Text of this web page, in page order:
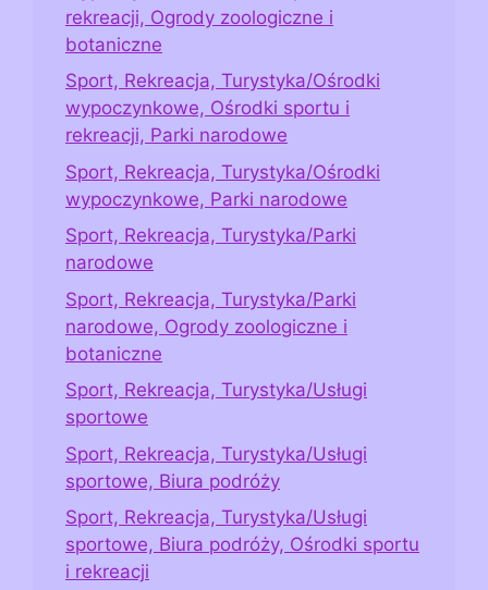
rekreacji, Ogrody zoologiczne i
botaniczne
Sport, Rekreacja, Turystyka/Ośrodki
wypoczynkowe, Ośrodki sportu i
rekreacji, Parki narodowe
Sport, Rekreacja, Turystyka/Ośrodki
wypoczynkowe, Parki narodowe
Sport, Rekreacja, Turystyka/Parki
narodowe
Sport, Rekreacja, Turystyka/Parki
narodowe, Ogrody zoologiczne i
botaniczne
Sport, Rekreacja, Turystyka/Usługi
sportowe
Sport, Rekreacja, Turystyka/Usługi
sportowe, Biura podróży
Sport, Rekreacja, Turystyka/Usługi
sportowe, Biura podróży, Ośrodki sportu
i rekreacji